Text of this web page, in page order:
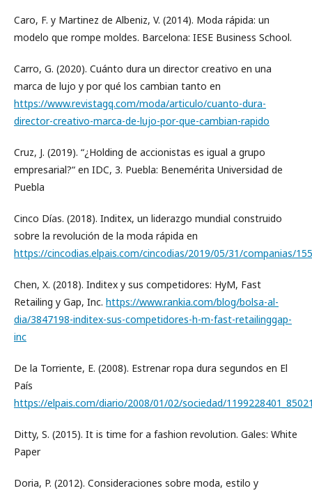
Caro, F. y Martinez de Albeniz, V. (2014). Moda rápida: un
modelo que rompe moldes. Barcelona: IESE Business School.
Carro, G. (2020). Cuánto dura un director creativo en una
marca de lujo y por qué los cambian tanto en
https://www.revistagq.com/moda/articulo/cuanto-dura-
director-creativo-marca-de-lujo-por-que-cambian-rapido
Cruz, J. (2019). “¿Holding de accionistas es igual a grupo
empresarial?“ en IDC, 3. Puebla: Benemérita Universidad de
Puebla
Cinco Días. (2018). Inditex, un liderazgo mundial construido
sobre la revolución de la moda rápida en
https://cincodias.elpais.com/cincodias/2019/05/31/companias/
Chen, X. (2018). Inditex y sus competidores: HyM, Fast
Retailing y Gap, Inc. https://www.rankia.com/blog/bolsa-al-
dia/3847198-inditex-sus-competidores-h-m-fast-retailinggap-
inc
De la Torriente, E. (2008). Estrenar ropa dura segundos en El
País
https://elpais.com/diario/2008/01/02/sociedad/
Ditty, S. (2015). It is time for a fashion revolution. Gales: White
Paper
Doria, P. (2012). Consideraciones sobre moda, estilo y